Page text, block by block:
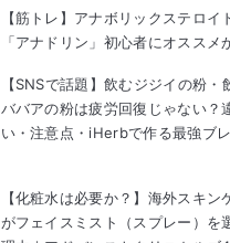
【筋トレ】アナボリックステロイ
「アナドリン」初心者にオススメ
【SNSで話題】飲むジジイの粉・
ババアの粉は疲労回復じゃない？
い・注意点・iHerbで作る最強ブ
【化粧水は必要か？】海外スキン
がフェイスミスト（スプレー）を